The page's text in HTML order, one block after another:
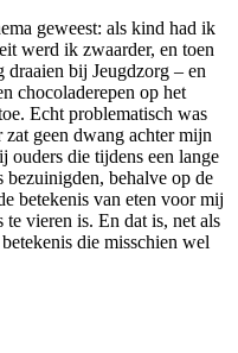
geweest: als kind had ik
werd ik zwaarder, en toen
draaien bij Jeugdzorg – en
chocoladerepen op het
Echt problematisch was
geen dwang achter mijn
ouders die tijdens een lange
behalve op de
betekenis van eten voor mij
te vieren is. En dat is, net als
die misschien wel